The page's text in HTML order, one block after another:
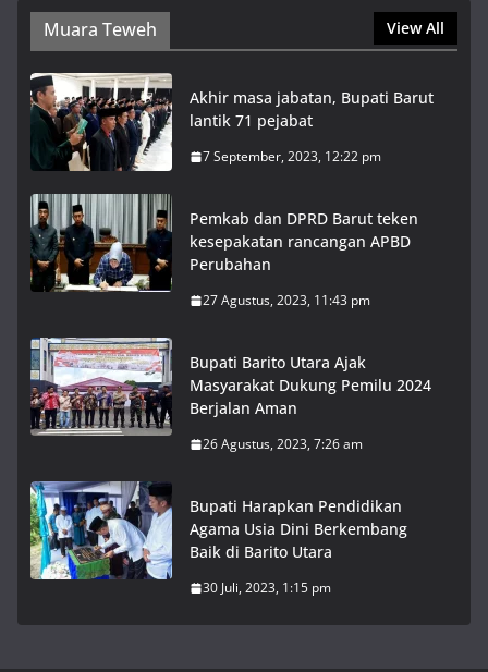
Muara Teweh View All
Akhir masa jabatan, Bupati Barut
lantik 71 pejabat
7 September, 2023, 12:22 pm
Pemkab dan DPRD Barut teken
kesepakatan rancangan APBD
Perubahan
27 Agustus, 2023, 11:43 pm
Bupati Barito Utara Ajak
Masyarakat Dukung Pemilu 2024
Berjalan Aman
26 Agustus, 2023, 7:26 am
Bupati Harapkan Pendidikan
Agama Usia Dini Berkembang
Baik di Barito Utara
30 Juli, 2023, 1:15 pm